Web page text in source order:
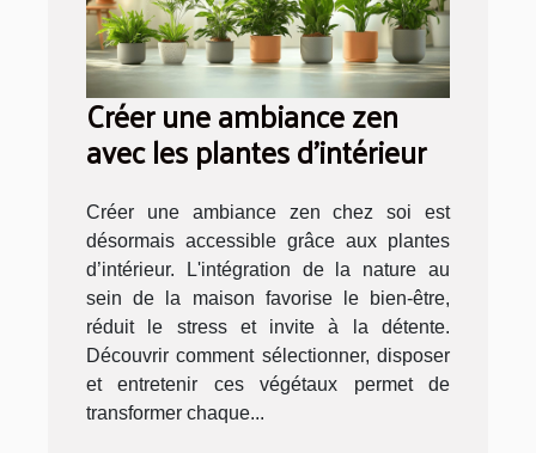
Créer une ambiance zen
avec les plantes d'intérieur
Créer une ambiance zen chez soi est
désormais accessible grâce aux plantes
d’intérieur. L'intégration de la nature au
sein de la maison favorise le bien-être,
réduit le stress et invite à la détente.
Découvrir comment sélectionner, disposer
et entretenir ces végétaux permet de
transformer chaque...